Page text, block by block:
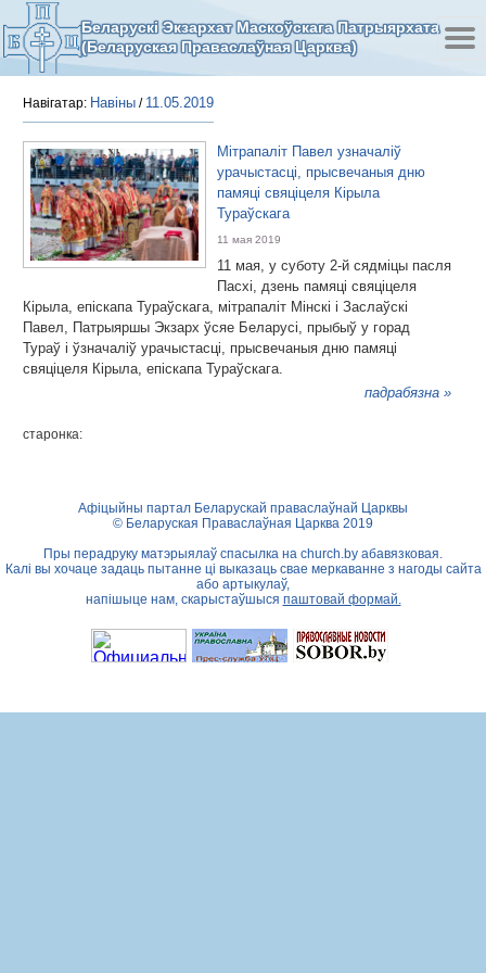
Беларускі Экзархат Маскоўскага Патрыярхата
(Беларуская Праваслаўная Царква)
Навігатар: Навіны / 11.05.2019
Мітрапаліт Павел узначаліў
урачыстасці, прысвечаныя дню
памяці свяціцеля Кірыла
Тураўскага
11 мая 2019
11 мая, у суботу 2-й сядміцы пасля
Пасхі, дзень памяці свяціцеля
Кірыла, епіскапа Тураўскага, мітрапаліт Мінскі і Заслаўскі
Павел, Патрыяршы Экзарх ўсяе Беларусі, прыбыў у горад
Тураў і ўзначаліў урачыстасці, прысвечаныя дню памяці
свяціцеля Кірыла, епіскапа Тураўскага.
падрабязна »
старонка:
Афіцыйны партал Беларускай праваслаўнай Царквы
© Беларуская Праваслаўная Царква 2019
Пры перадруку матэрыялаў спасылка на church.by абавязковая.
Калі вы хочаце задаць пытанне ці выказаць свае меркаванне з нагоды сайта
або артыкулаў,
напішыце нам, скарыстаўшыся паштовай формай.